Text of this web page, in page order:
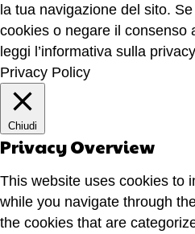
la tua navigazione del sito.
cookies o negare il consenso
leggi l’informativa sulla
Privacy Policy
Chiudi
Privacy Overview
This website uses cookies to
while you navigate through
the cookies that are